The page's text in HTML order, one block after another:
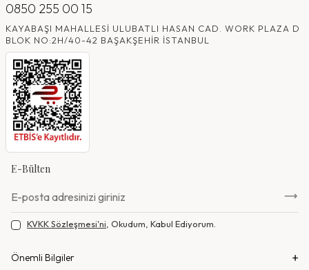
0850 255 00 15
KAYABAŞI MAHALLESI ULUBATLI HASAN CAD. WORK PLAZA D
BLOK NO:2H/40-42 BAŞAKŞEHIR İSTANBUL
E-Bülten
KVKK Sözleşmesi'ni, Okudum, Kabul Ediyorum.
Önemli Bilgiler